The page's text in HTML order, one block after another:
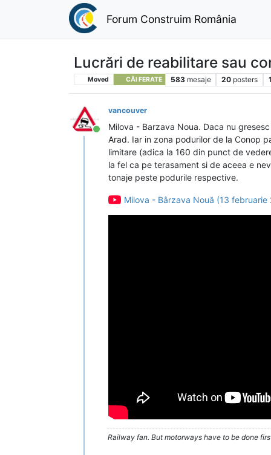
Forum Construim România
Lucrări de reabilitare sau
Moved CĂI FERATE 583 mesaje 20 posters
Conectat
vancouver
Milova - Barzava Noua. Daca nu
Arad. Iar in zona podurilor de la Conop
limitare (adica la 160 din punct de
la fel ca pe terasament si de aceea e
tonaje peste podurile respective.
Milova - Bârzava Nouă (13 februarie
Railway fan. But motorways have to be done